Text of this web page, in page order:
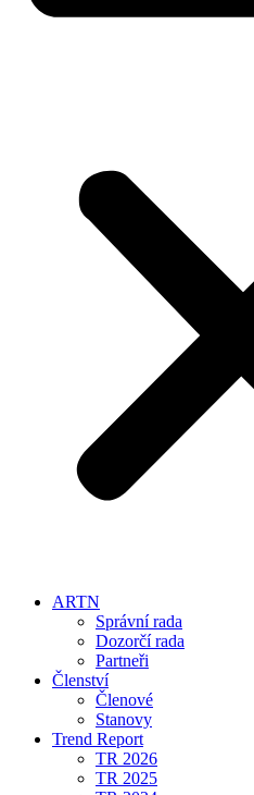
ARTN
Správní rada
Dozorčí rada
Partneři
Členství
Členové
Stanovy
Trend Report
TR 2026
TR 2025